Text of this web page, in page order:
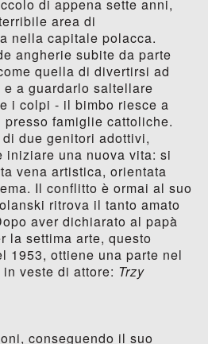
di appena sette anni,
area di
nella capitale polacca.
angherie subite da parte
quella di divertirsi ad
a guardarlo saltellare
i colpi - il bimbo riesce a
famiglie cattoliche.
due genitori adottivi,
iniziare una nuova vita: si
vena artistica, orientata
Il conflitto è ormai al suo
ritrova il tanto amato
aver dichiarato al papà
la settima arte, questo
1953, ottiene una parte nel
veste di attore: Trzy
conseguendo il suo